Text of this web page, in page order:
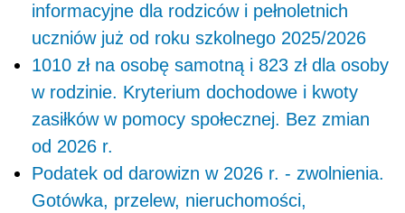
informacyjne dla rodziców i pełnoletnich
uczniów już od roku szkolnego 2025/2026
1010 zł na osobę samotną i 823 zł dla osoby
w rodzinie. Kryterium dochodowe i kwoty
zasiłków w pomocy społecznej. Bez zmian
od 2026 r.
Podatek od darowizn w 2026 r. - zwolnienia.
Gotówka, przelew, nieruchomości,